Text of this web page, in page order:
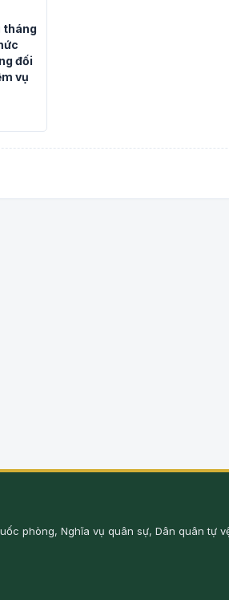
tháng
đối
vụ
phòng, Nghĩa vụ quân sự, Dân quân tự